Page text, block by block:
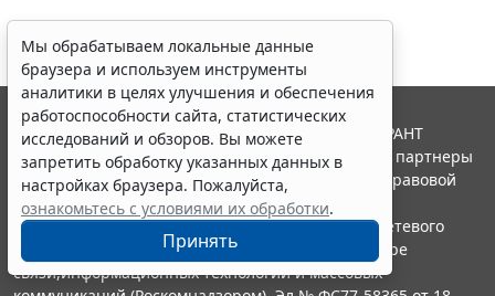
Мы обрабатываем локальные данные
браузера и используем инструменты
аналитики в целях улучшения и обеспечения
работоспособности сайта, статистических
исследований и обзоров. Вы можете
запретить обработку указанных данных в
настройках браузера. Пожалуйста,
ознакомьтесь с условиями их обработки.
Принять
© ООО "НПП "ГАРАНТ-СЕРВИС", 2026. Система ГАРАНТ
выпускается с 1990 года. Компания "Гарант" и ее партнеры
являются участниками Российской ассоциации правовой
информации ГАРАНТ.
Портал ГАРАНТ.РУ зарегистрирован в качестве сетевого
издания Федеральной службой по надзору в сфере
связи,информационных технологий и массовых